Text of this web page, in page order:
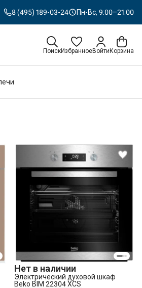
8 (495) 189-03-24 Пн-Вс, 9:00–21:00
ПоискИзбранноеВойти Корзина
Нет в наличии
Электрический духовой шкаф
Beko BIM 22304 XCS